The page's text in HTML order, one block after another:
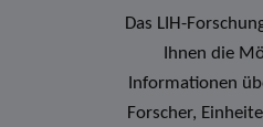
Das LIH-
Ihnen die
Informationen
Forscher,